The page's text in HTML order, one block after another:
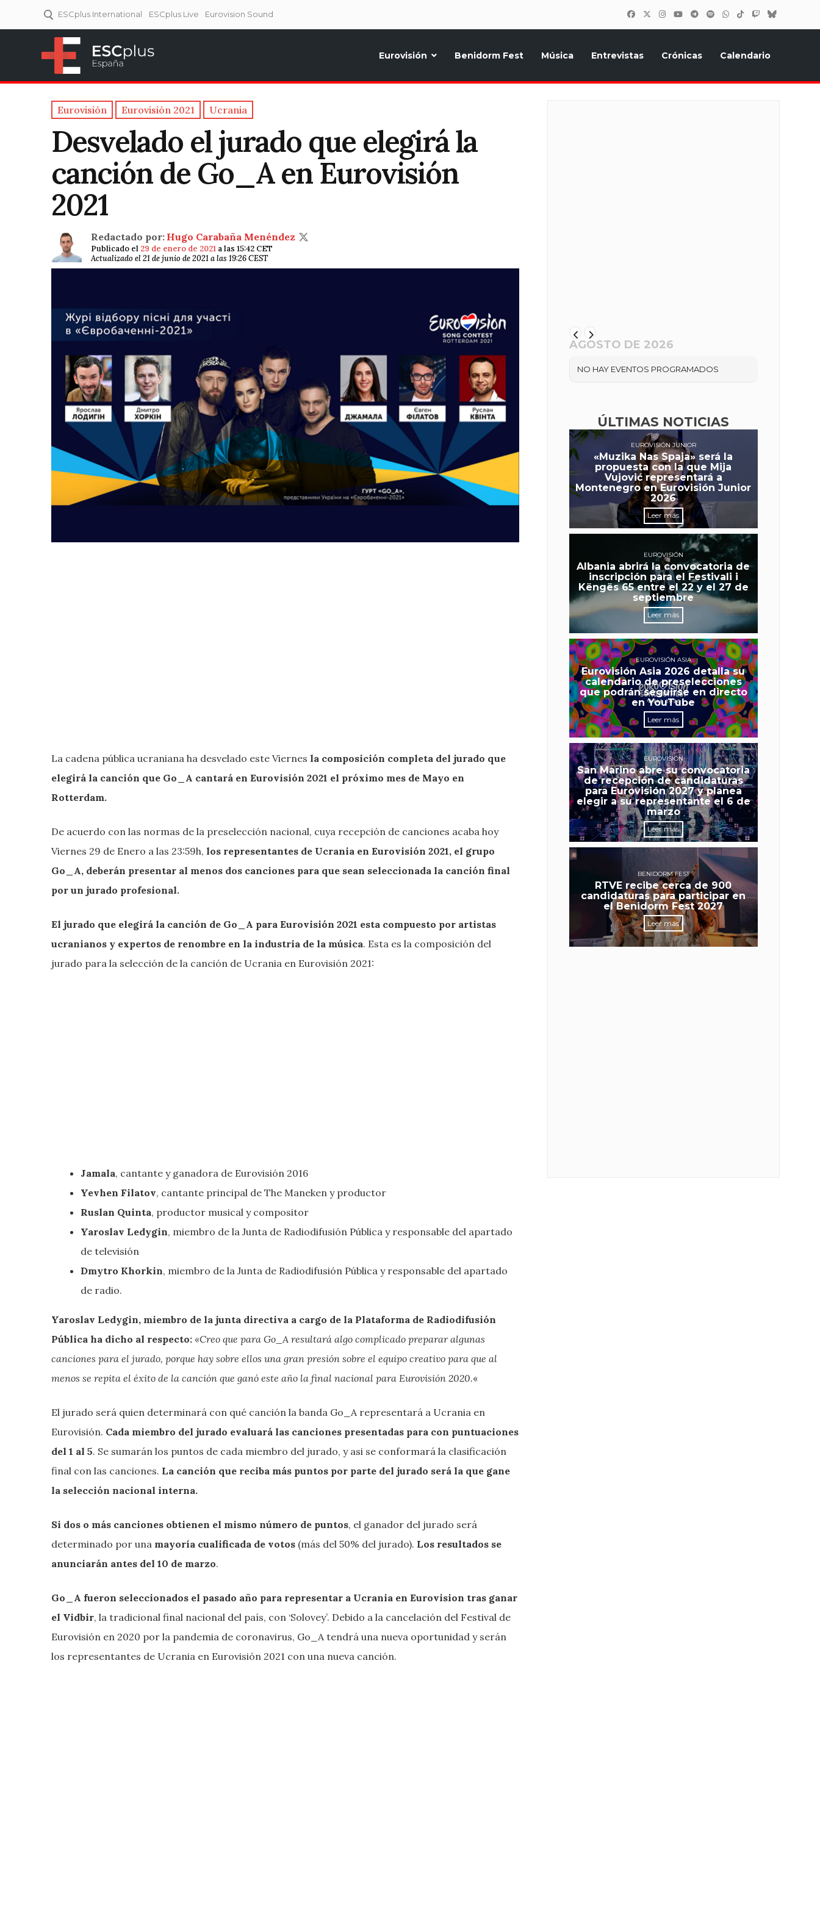
ESCplus International ESCplus Live Eurovision Sound
Eurovisión Benidorm Fest Música Entrevistas Crónicas Calendario
Eurovisión Eurovisión 2021 Ucrania
Desvelado el jurado que elegirá la
canción de Go_A en Eurovisión
2021
Redactado por: Hugo Carabaña Menéndez
Publicado el 29 de enero de 2021 a las 15:42 CET
Actualizado el 21 de junio de 2021 a las 19:26 CEST
La cadena pública ucraniana ha desvelado este Viernes la composición completa del jurado que
elegirá la canción que Go_A cantará en Eurovisión 2021 el próximo mes de Mayo en
Rotterdam.
De acuerdo con las normas de la preselección nacional, cuya recepción de canciones acaba hoy
Viernes 29 de Enero a las 23:59h, los representantes de Ucrania en Eurovisión 2021, el grupo
Go_A, deberán presentar al menos dos canciones para que sean seleccionada la canción final
por un jurado profesional.
El jurado que elegirá la canción de Go_A para Eurovisión 2021 esta compuesto por artistas
ucranianos y expertos de renombre en la industria de la música. Esta es la composición del
jurado para la selección de la canción de Ucrania en Eurovisión 2021:
Jamala, cantante y ganadora de Eurovisión 2016
Yevhen Filatov, cantante principal de The Maneken y productor
Ruslan Quinta, productor musical y compositor
Yaroslav Ledygin, miembro de la Junta de Radiodifusión Pública y responsable del apartado
de televisión
Dmytro Khorkin, miembro de la Junta de Radiodifusión Pública y responsable del apartado
de radio.
Yaroslav Ledygin, miembro de la junta directiva a cargo de la Plataforma de Radiodifusión
Pública ha dicho al respecto: «Creo que para Go_A resultará algo complicado preparar algunas
canciones para el jurado, porque hay sobre ellos una gran presión sobre el equipo creativo para que al
menos se repita el éxito de la canción que ganó este año la final nacional para Eurovisión 2020.«
El jurado será quien determinará con qué canción la banda Go_A representará a Ucrania en
Eurovisión. Cada miembro del jurado evaluará las canciones presentadas para con puntuaciones
del 1 al 5. Se sumarán los puntos de cada miembro del jurado, y asi se conformará la clasificación
final con las canciones. La canción que reciba más puntos por parte del jurado será la que gane
la selección nacional interna.
Si dos o más canciones obtienen el mismo número de puntos, el ganador del jurado será
determinado por una mayoría cualificada de votos (más del 50% del jurado). Los resultados se
anunciarán antes del 10 de marzo.
Go_A fueron seleccionados el pasado año para representar a Ucrania en Eurovision tras ganar
el Vidbir, la tradicional final nacional del país, con ‘Solovey’. Debido a la cancelación del Festival de
Eurovisión en 2020 por la pandemia de coronavirus, Go_A tendrá una nueva oportunidad y serán
los representantes de Ucrania en Eurovisión 2021 con una nueva canción.
AGOSTO DE 2026
NO HAY EVENTOS PROGRAMADOS
ÚLTIMAS NOTICIAS
EUROVISIÓN JUNIOR
«Muzika Nas Spaja» será la
propuesta con la que Mija
Vujović representará a
Montenegro en Eurovisión Junior
2026
Leer más
EUROVISIÓN
Albania abrirá la convocatoria de
inscripción para el Festivali i
Këngës 65 entre el 22 y el 27 de
septiembre
Leer más
EUROVISIÓN ASIA
Eurovisión Asia 2026 detalla su
calendario de preselecciones
que podrán seguirse en directo
en YouTube
Leer más
EUROVISIÓN
San Marino abre su convocatoria
de recepción de candidaturas
para Eurovisión 2027 y planea
elegir a su representante el 6 de
marzo
Leer más
BENIDORM FEST
RTVE recibe cerca de 900
candidaturas para participar en
el Benidorm Fest 2027
Leer más